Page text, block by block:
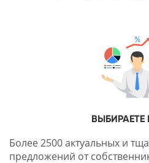
ВЫБИРАЕТЕ
Более 2500 актуальных и
предложений от